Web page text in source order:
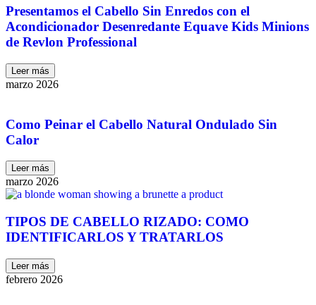
Presentamos el Cabello Sin Enredos con el
Acondicionador Desenredante Equave Kids Minions
de Revlon Professional
Leer más
marzo 2026
Como Peinar el Cabello Natural Ondulado Sin
Calor
Leer más
marzo 2026
TIPOS DE CABELLO RIZADO: COMO
IDENTIFICARLOS Y TRATARLOS
Leer más
febrero 2026